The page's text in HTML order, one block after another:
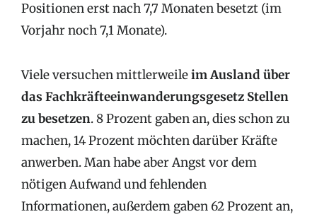
Positionen erst nach 7,7 Monaten besetzt (im
Vorjahr noch 7,1 Monate).
Viele versuchen mittlerweileim Ausland über
das Fachkräfteeinwanderungsgesetz Stellen
zu besetzen. 8 Prozent gaben an, dies schon zu
machen, 14 Prozent möchten darüber Kräfte
anwerben. Man habe aber Angst vor dem
nötigen Aufwand und fehlenden
Informationen, außerdem gaben 62 Prozent an,